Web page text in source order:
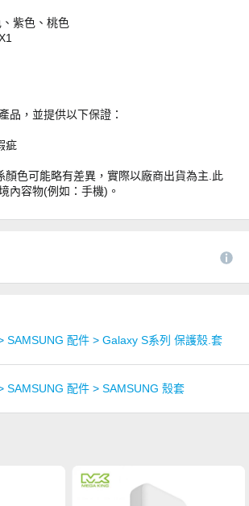
紫色、桃色
品，並提供以下保證：
疵
顏色可能略有差異，實際以廠商出貨為主.此
內容物(例如：手機)。
SAMSUNG 配件 > Galaxy S系列 保護殼.套
SAMSUNG 配件 > SAMSUNG 殼套